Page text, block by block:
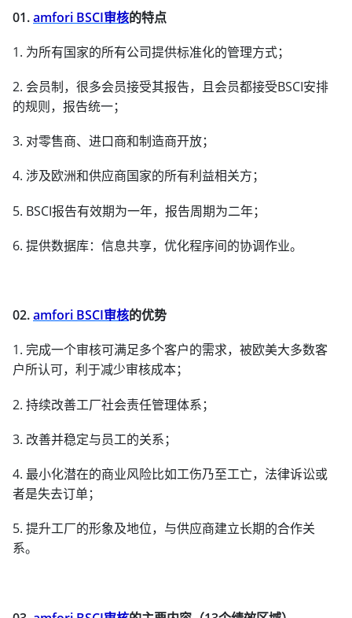
01.amfori BSCI审核的特点
1. 为所有国家的所有公司提供标准化的管理方式；
2. 会员制，很多会员接受其报告，且会员都接受BSCI安排
的规则，报告统一；
3. 对零售商、进口商和制造商开放；
4. 涉及欧洲和供应商国家的所有利益相关方；
5. BSCI报告有效期为一年，报告周期为二年；
6. 提供数据库：信息共享，优化程序间的协调作业。
02.amfori BSCI审核的优势
1. 完成一个审核可满足多个客户的需求，被欧美大多数客
户所认可，利于减少审核成本；
2. 持续改善工厂社会责任管理体系；
3. 改善并稳定与员工的关系；
4. 最小化潜在的商业风险比如工伤乃至工亡，法律诉讼或
者是失去订单；
5. 提升工厂的形象及地位，与供应商建立长期的合作关
系。